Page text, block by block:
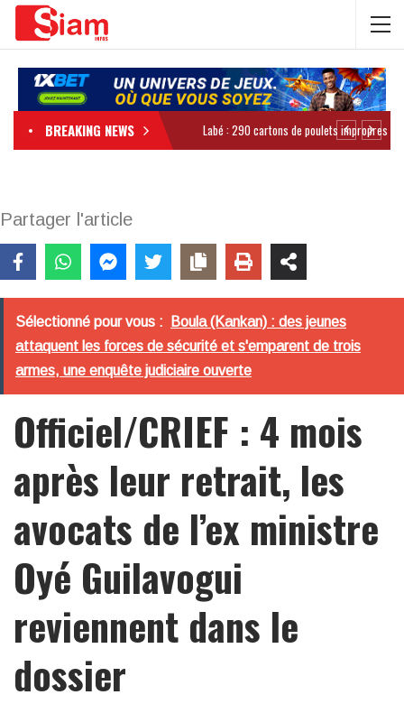
BREAKING NEWS
Partager l'article
Sélectionné pour vous :
Boula (Kankan) : des jeunes
attaquent les forces de sécurité et s'emparent de trois
armes, une enquête judiciaire ouverte
Officiel/CRIEF : 4 mois
après leur retrait, les
avocats de l’ex ministre
Oyé Guilavogui
reviennent dans le
dossier